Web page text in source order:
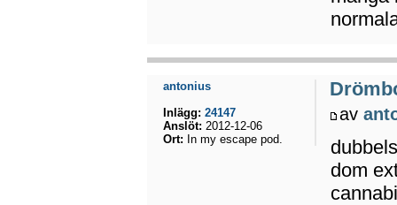
av
dom
antonius
Inlägg: 24147
Anslöt: 2012-12-06
Ort: In my escape pod.